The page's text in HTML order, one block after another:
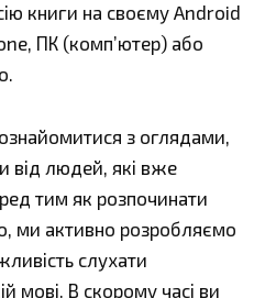
книги на своєму Android
ПК (комп’ютер) або
з оглядами,
від людей, які вже
тим як розпочинати
ми активно розробляємо
слухати
мові. В скорому часі ви